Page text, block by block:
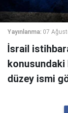
Yayınlanma: 07
İsrail
konusundaki
düzey ismi